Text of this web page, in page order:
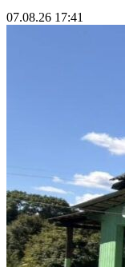
07.08.26 17:41